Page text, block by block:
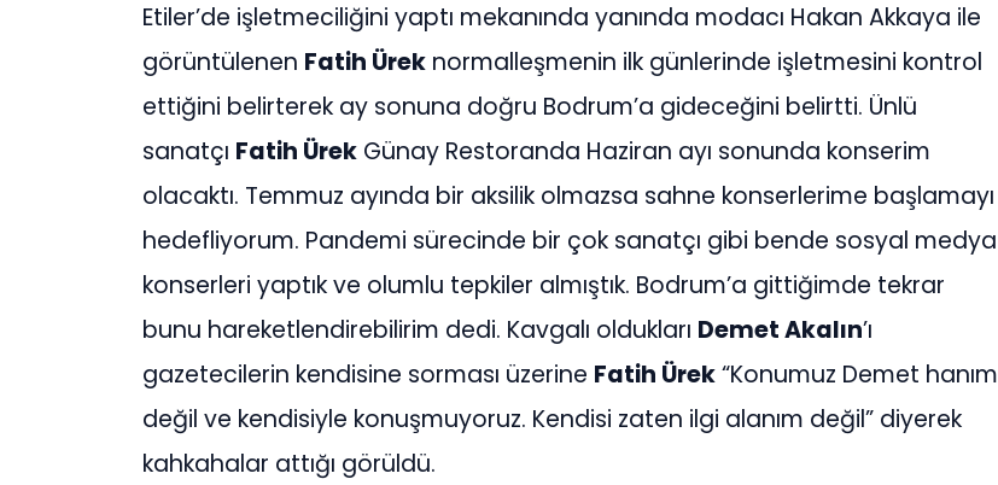
Etiler’de işletmeciliğini yaptı mekanında yanında modacı Hakan Akkaya ile
görüntülenen Fatih Ürek normalleşmenin ilk günlerinde işletmesini kontrol
ettiğini belirterek ay sonuna doğru Bodrum’a gideceğini belirtti. Ünlü
sanatçı Fatih Ürek Günay Restoranda Haziran ayı sonunda konserim
olacaktı. Temmuz ayında bir aksilik olmazsa sahne konserlerime başlamayı
hedefliyorum. Pandemi sürecinde bir çok sanatçı gibi bende sosyal medya
konserleri yaptık ve olumlu tepkiler almıştık. Bodrum’a gittiğimde tekrar
bunu hareketlendirebilirim dedi. Kavgalı oldukları Demet Akalın’ı
gazetecilerin kendisine sorması üzerine Fatih Ürek“Konumuz Demet hanım
değil ve kendisiyle konuşmuyoruz. Kendisi zaten ilgi alanım değil” diyerek
kahkahalar attığı görüldü.